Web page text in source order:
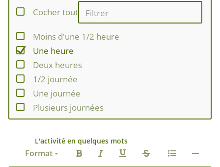
Cocher tout
Moins d'une 1/2 heure
Une heure
Deux heures
1/2 journée
Une journée
Plusieurs journées
L'activité en quelques mots
Format